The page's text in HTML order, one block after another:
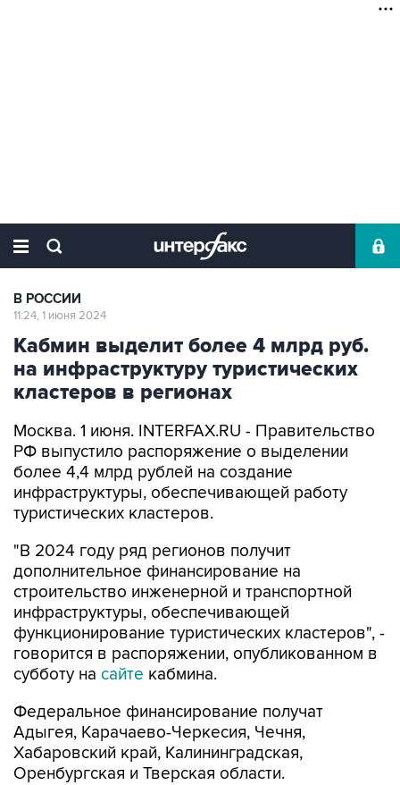
В РОССИИ
11:24, 1 июня 2024
Кабмин выделит более 4 млрд руб.
на инфраструктуру туристических
кластеров в регионах
Москва. 1 июня. INTERFAX.RU - Правительство
РФ выпустило распоряжение о выделении
более 4,4 млрд рублей на создание
инфраструктуры, обеспечивающей работу
туристических кластеров.
"В 2024 году ряд регионов получит
дополнительное финансирование на
строительство инженерной и транспортной
инфраструктуры, обеспечивающей
функционирование туристических кластеров", -
говорится в распоряжении, опубликованном в
субботу на сайте кабмина.
Федеральное финансирование получат
Адыгея, Карачаево-Черкесия, Чечня,
Хабаровский край, Калининградская,
Оренбургская и Тверская области.